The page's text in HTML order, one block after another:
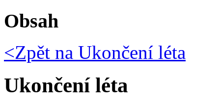
Obsah
<Zpět na Ukončení léta
Ukončení léta